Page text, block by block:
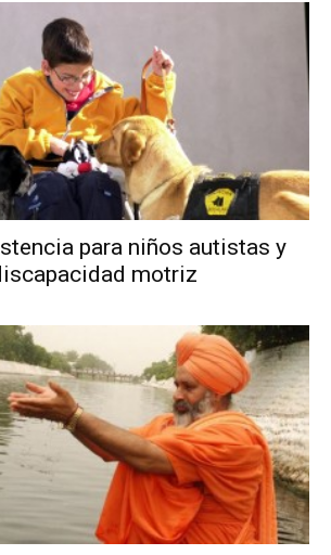
para niños autistas y
motriz